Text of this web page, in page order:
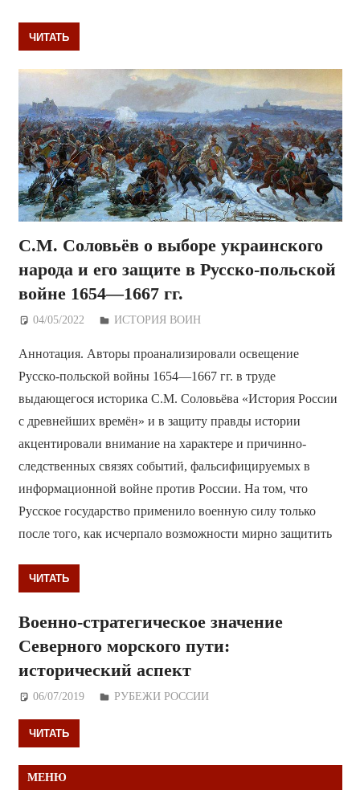
ЧИТАТЬ
С.М. Соловьёв о выборе украинского
народа и его защите в Русско-польской
войне 1654—1667 гг.
04/05/2022 Дежурный по Редакции
ИСТОРИЯ ВОИН
Аннотация. Авторы проанализировали освещение
Русско-польской войны 1654—1667 гг. в труде
выдающегося историка С.М. Соловьёва «История России
с древнейших времён» и в защиту правды истории
акцентировали внимание на характере и причинно-
следственных связях событий, фальсифицируемых в
информационной войне против России. На том, что
Русское государство применило военную силу только
после того, как исчерпало возможности мирно защитить
ЧИТАТЬ
Военно-стратегическое значение
Северного морского пути:
исторический аспект
06/07/2019 Дежурный по Редакции
РУБЕЖИ РОССИИ
ЧИТАТЬ
МЕНЮ